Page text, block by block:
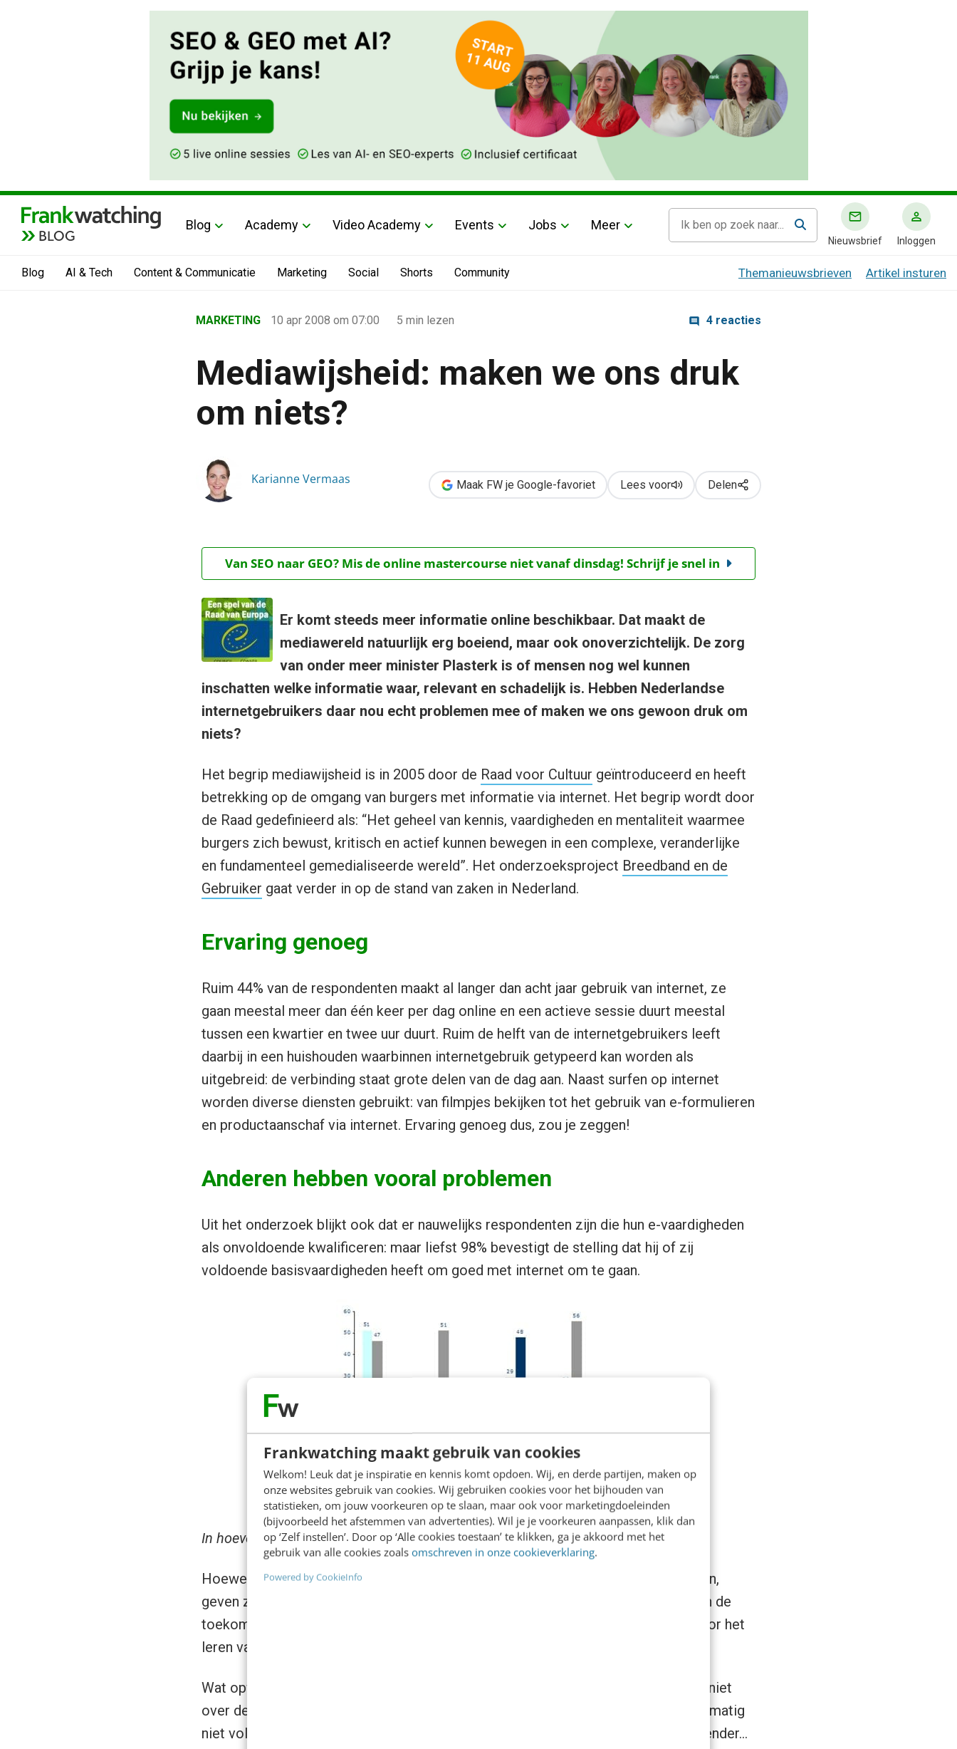
Frankwatching maakt gebruik van cookies
Welkom! Leuk dat je inspiratie en kennis komt opdoen. Wij, en derde partijen, maken op
onze websites gebruik van cookies. Wij gebruiken cookies voor het bijhouden van
statistieken, om jouw voorkeuren op te slaan, maar ook voor marketingdoeleinden
(bijvoorbeeld het afstemmen van advertenties). Wil je je voorkeuren aanpassen, klik dan
op ‘Zelf instellen’. Door op ‘Alle cookies toestaan’ te klikken, ga je akkoord met het
gebruik van alle cookies zoals omschreven in onze cookieverklaring.
Powered by CookieInfo
BLOG
Blog Academy Video Academy Events Jobs Meer
Nieuwsbrief Inloggen
Blog AI & Tech Content & Communicatie Marketing Social Shorts Community Themanieuwsbrieven Artikel insturen
›
›
MARKETING 10 apr 2008 om 07:00 5 min lezen 4 reacties
Mediawijsheid: maken we ons druk
om niets?
Karianne Vermaas Maak FW je Google-favoriet Lees voor Delen
Van SEO naar GEO? Mis de online mastercourse niet vanaf dinsdag! Schrijf je snel in
Er komt steeds meer informatie online beschikbaar. Dat maakt de
mediawereld natuurlijk erg boeiend, maar ook onoverzichtelijk. De zorg
van onder meer minister Plasterk is of mensen nog wel kunnen
inschatten welke informatie waar, relevant en schadelijk is. Hebben Nederlandse
internetgebruikers daar nou echt problemen mee of maken we ons gewoon druk om
niets?
Het begrip mediawijsheid is in 2005 door de Raad voor Cultuur geïntroduceerd en heeft
betrekking op de omgang van burgers met informatie via internet. Het begrip wordt door
de Raad gedefinieerd als: “Het geheel van kennis, vaardigheden en mentaliteit waarmee
burgers zich bewust, kritisch en actief kunnen bewegen in een complexe, veranderlijke
en fundamenteel gemedialiseerde wereld”. Het onderzoeksproject Breedband en de
Gebruiker gaat verder in op de stand van zaken in Nederland.
Ervaring genoeg
Ruim 44% van de respondenten maakt al langer dan acht jaar gebruik van internet, ze
gaan meestal meer dan één keer per dag online en een actieve sessie duurt meestal
tussen een kwartier en twee uur duurt. Ruim de helft van de internetgebruikers leeft
daarbij in een huishouden waarbinnen internetgebruik getypeerd kan worden als
uitgebreid: de verbinding staat grote delen van de dag aan. Naast surfen op internet
worden diverse diensten gebruikt: van filmpjes bekijken tot het gebruik van e-formulieren
en productaanschaf via internet. Ervaring genoeg dus, zou je zeggen!
Anderen hebben vooral problemen
Uit het onderzoek blijkt ook dat er nauwelijks respondenten zijn die hun e-vaardigheden
als onvoldoende kwalificeren: maar liefst 98% bevestigt de stelling dat hij of zij
voldoende basisvaardigheden heeft om goed met internet om te gaan.
In hoeverre bent u het eens met deze stellingen?
Hoewel veel respondenten (98%) dus voldoende e-vaardigheden menen te hebben,
geven zij aan dat er altijd ruimte is voor verbetering. Het merendeel wil zichzelf in de
toekomst verder ontwikkelen op het gebied van e-vaardigheden en staat open voor het
leren van nieuwe toepassingen en vaardigheden.
Wat opvalt is dat meer dan de helft wel mensen in hun directe omgeving kent die niet
over de basis e-vaardigheden beschikken, daardoor hindernissen ervaren en regelmatig
niet voldoende participeren in de samenleving. Hier wordt het dus wat zorgwekkender…